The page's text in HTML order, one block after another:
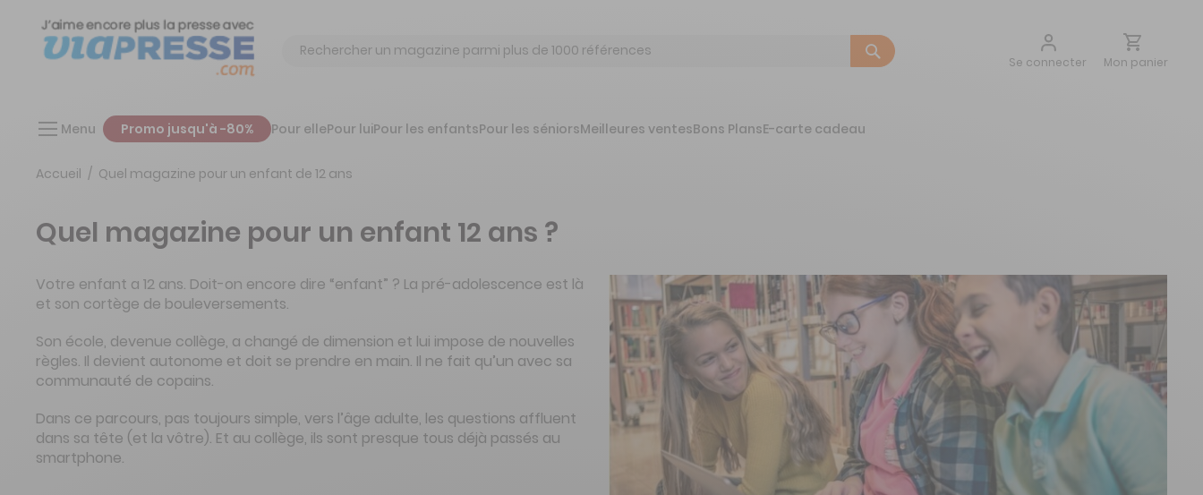
Chercher
Se connecter
Aller
Mon panier
Menu Promo jusqu'à -80% Pour ellePour luiPour les enfantsPour les séniorsMeilleures ventesBons PlansE-carte cadeau
Accueil Quel magazine pour un enfant de 12 ans
Quel magazine pour un enfant 12 ans ?
Votre enfant a 12 ans. Doit-on encore dire “enfant” ? La pré-adolescence est là
et son cortège de bouleversements.
Son école, devenue collège, a changé de dimension et lui impose de nouvelles
règles. Il devient autonome et doit se prendre en main. Il ne fait qu’un avec sa
communauté de copains.
Dans ce parcours, pas toujours simple, vers l’âge adulte, les questions affluent
dans sa tête (et la vôtre). Et au collège, ils sont presque tous déjà passés au
smartphone.